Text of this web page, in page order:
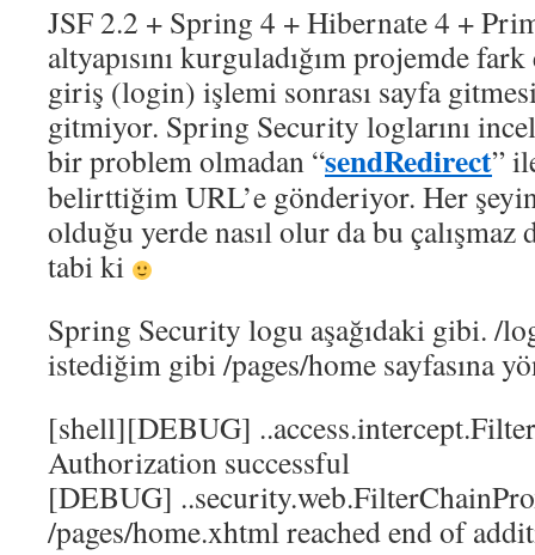
JSF 2.2 + Spring 4 + Hibernate 4 +
altyapısını kurguladığım projemde
giriş (login) işlemi sonrası sayfa
gitmiyor. Spring Security loglarını
bir problem olmadan “sendRedirect”
belirttiğim URL’e gönderiyor. Her
olduğu yerde nasıl olur da bu çalışmaz
tabi ki
Spring Security logu aşağıdaki gibi. /
istediğim gibi /pages/home sayfasına
[shell][DEBUG]
Authorization successful
[DEBUG]
/pages/home.xhtml reached end of